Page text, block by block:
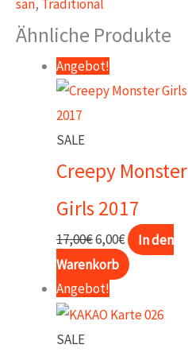
Menge
san, Traditional
Ähnliche Produkte
Angebot!
SALE
Creepy Monster
Girls 2017
17,00€Ursprünglicher
Preis
war:
17,00€
6,00€Aktueller
Preis
6,00€.
In den
Warenkorb
Angebot!
SALE